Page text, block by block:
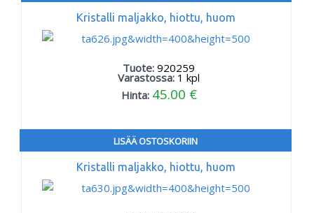
Kristalli maljakko, hiottu, huom
Tuote:920259
Varastossa: 1 kpl
Hinta: 45.00 €
LISÄÄ OSTOSKORIIN
Kristalli maljakko, hiottu, huom